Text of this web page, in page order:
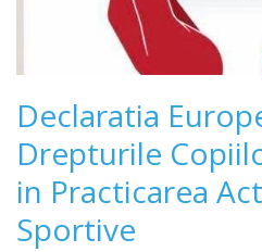
Declaratia
Drepturile
in Practicarea
Sportive